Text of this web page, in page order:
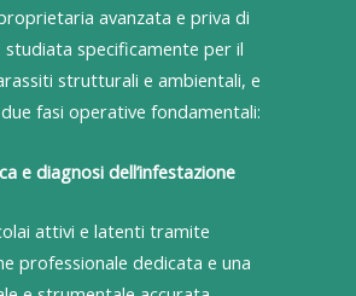
avanzata e priva di
studiata specificamente per il
strutturali e ambientali, e
fasi operative fondamentali:
e diagnosi dell’infestazione
attivi e latenti tramite
professionale dedicata e una